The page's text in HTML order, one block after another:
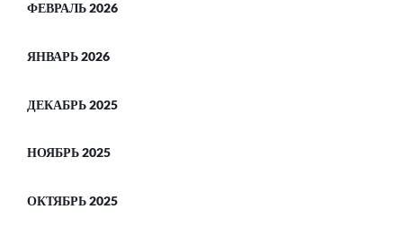
ФЕВРАЛЬ 2026
ЯНВАРЬ 2026
ДЕКАБРЬ 2025
НОЯБРЬ 2025
ОКТЯБРЬ 2025